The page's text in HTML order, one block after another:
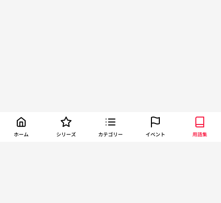
ホーム シリーズ カテゴリー イベント 用語集